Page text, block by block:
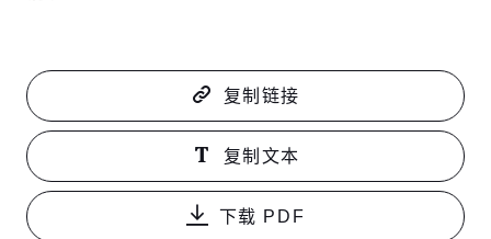
复制链接
复制文本
下载 PDF